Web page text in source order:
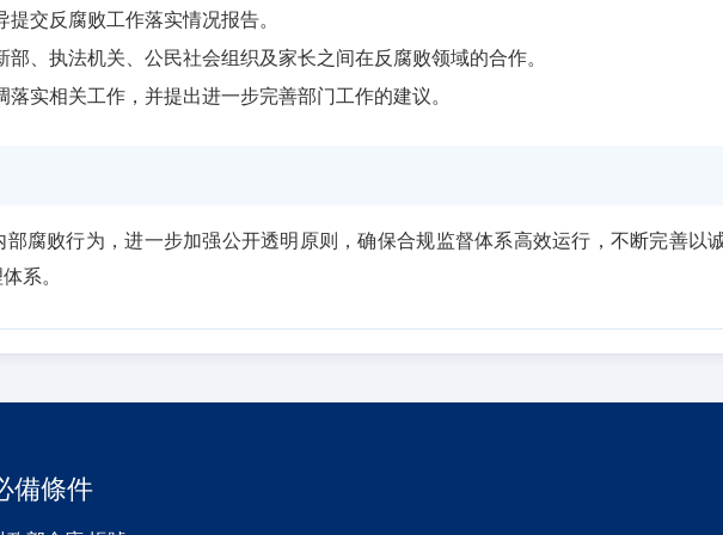
交反腐败工作落实情况报告。
、执法机关、公民社会组织及家长之间在反腐败领域的合作。
实相关工作，并提出进一步完善部门工作的建议。
腐败行为，进一步加强公开透明原则，确保合规监督体系高效运行，不断完善以
系。
備條件